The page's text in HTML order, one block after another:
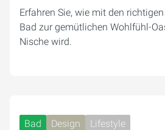
Erfahren Sie, wie mit den
Bad zur gemütlichen Wohlfühl-
Nische wird.
Bad Design Lifestyle